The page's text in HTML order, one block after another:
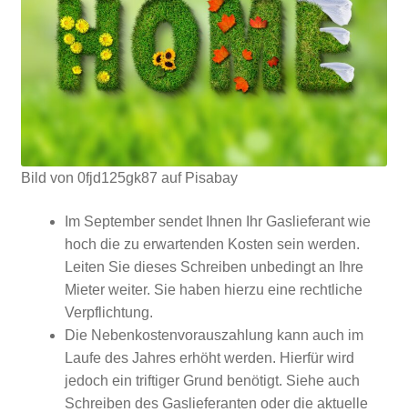
Bild von 0fjd125gk87 auf Pisabay
Im September sendet Ihnen Ihr Gaslieferant wie
hoch die zu erwartenden Kosten sein werden.
Leiten Sie dieses Schreiben unbedingt an Ihre
Mieter weiter. Sie haben hierzu eine rechtliche
Verpflichtung.
Die Nebenkostenvorauszahlung kann auch im
Laufe des Jahres erhöht werden. Hierfür wird
jedoch ein triftiger Grund benötigt. Siehe auch
Schreiben des Gaslieferanten oder die aktuelle